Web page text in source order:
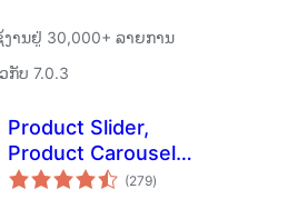
ານຢູ່ 30,000+ ລາຍການ
ກັບ 7.0.3
Product Slider,
Product Carousel
and Product Grid
(279ຄະແນນ
ທັງໝົດ
)